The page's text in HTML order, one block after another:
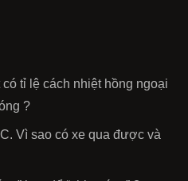
tỉ lệ cách nhiệt hồng ngoại
?
Vì sao có xe qua được và